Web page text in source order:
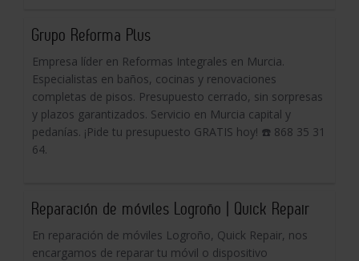
Grupo Reforma Plus
Empresa líder en Reformas Integrales en Murcia.
Especialistas en baños, cocinas y renovaciones
completas de pisos. Presupuesto cerrado, sin sorpresas
y plazos garantizados. Servicio en Murcia capital y
pedanías. ¡Pide tu presupuesto GRATIS hoy! ☎️ 868 35 31
64.
Reparación de móviles Logroño | Quick Repair
En reparación de móviles Logroño, Quick Repair, nos
encargamos de reparar tu móvil o dispositivo